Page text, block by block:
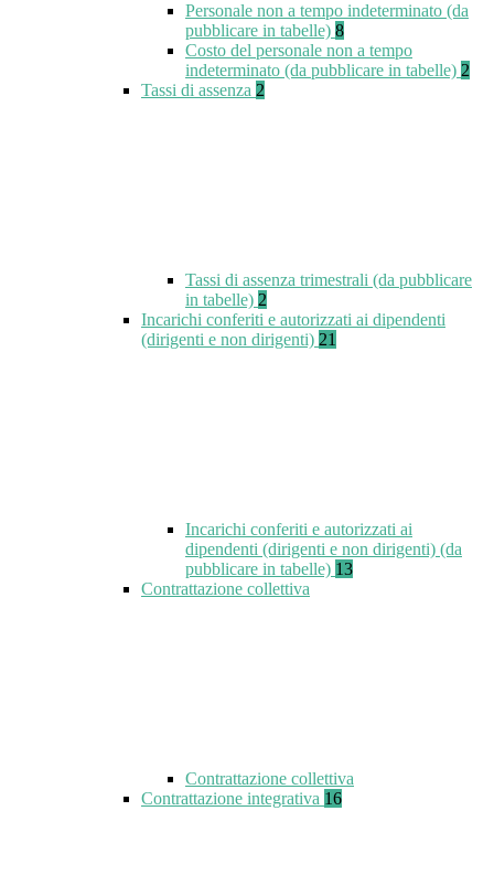
Personale non a tempo indeterminato (da
pubblicare in tabelle) 8
Costo del personale non a tempo
indeterminato (da pubblicare in tabelle) 2
Tassi di assenza 2
Tassi di assenza trimestrali (da pubblicare
in tabelle) 2
Incarichi conferiti e autorizzati ai dipendenti
(dirigenti e non dirigenti) 21
Incarichi conferiti e autorizzati ai
dipendenti (dirigenti e non dirigenti) (da
pubblicare in tabelle) 13
Contrattazione collettiva
Contrattazione collettiva
Contrattazione integrativa 16